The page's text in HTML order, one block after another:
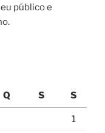
público e
Q S S
1